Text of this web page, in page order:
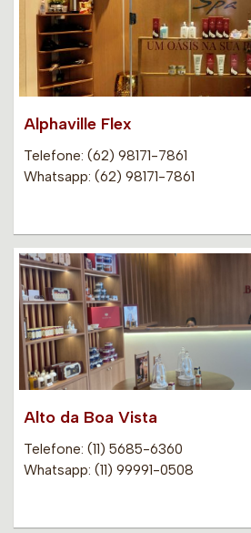
Alphaville Flex
Telefone: (62) 98171-7861
Whatsapp: (62) 98171-7861
Alto da Boa Vista
Telefone: (11) 5685-6360
Whatsapp: (11) 99991-0508